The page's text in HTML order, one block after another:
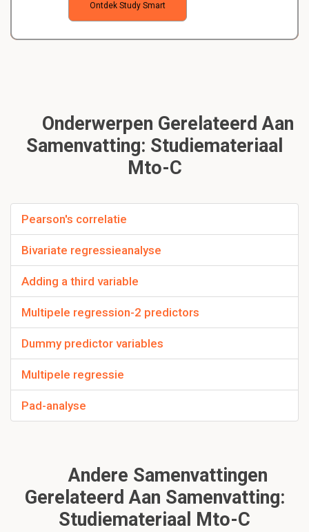
Ontdek Study Smart
Onderwerpen Gerelateerd Aan
Samenvatting: Studiemateriaal
Mto-C
Pearson's correlatie
Bivariate regressieanalyse
Adding a third variable
Multipele regression-2 predictors
Dummy predictor variables
Multipele regressie
Pad-analyse
Andere Samenvattingen
Gerelateerd Aan Samenvatting:
Studiemateriaal Mto-C